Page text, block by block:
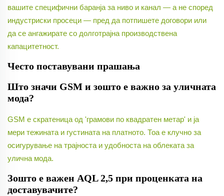
вашите специфични баранja за ниво и канал — а не според
индустриски просеци — пред да потпишете договори или
да се ангажирате со долготрајна производствена
капацитетност.
Често поставувани прашања
Што значи GSM и зошто е важно за уличната
мода?
GSM е скратеница од 'грамови по квадратен метар' и ја
мери тежината и густината на платното. Тоа е клучно за
осигурување на трајноста и удобноста на облеката за
улична мода.
Зошто е важен AQL 2,5 при проценката на
доставувачите?